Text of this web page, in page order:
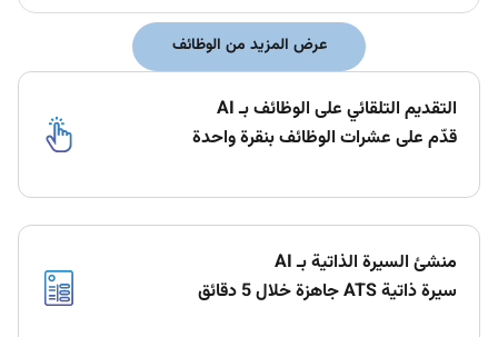
عرض المزيد من الوظائف
التقديم التلقائي على الوظائف بـ AI
قدّم على عشرات الوظائف بنقرة واحدة
منشئ السيرة الذاتية بـ AI
سيرة ذاتية ATS جاهزة خلال 5 دقائق